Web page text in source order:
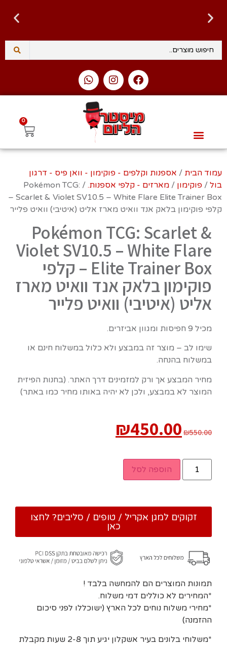
0
עמוד הבית / אספנות וקלפים - פוקימון - וואן פיס - דרגון
בול / פוקימון / מארזים - קלפי אספנות.
/ Pokémon TCG:
Scarlet & Violet SV10.5 – White Flare Elite Trainer Box –
קלפי פוקימון בלאק אנד וואיט מארז אליט (איטיבי) וואיט פלייר
Pokémon TCG: Scarlet &
Violet SV10.5 – White Flare
Elite Trainer Box – קלפי
פוקימון בלאק אנד וואיט מארז
אליט (איטיבי) וואיט פלייר
מכיל 9 חפיסות ומגוון אביזרים.
שימו לב – מוצר זה במבצע ולא כלול במשלוח חינם או
במשלוח בהנחה.
מחיר המבצע אך ורק למזמינים דרך האתר. (בחנות הפיזית
המוצר לא במבצע, ולכן לא יהיה באותו מחיר כמו באתר)
₪550.00
₪450.00
הוספה לסל
זקוקים למגן אקריל / טופים / סליבים? לחצו
כאן
תמונות המוצרים הם להמחשה בלבד !
*המחירים לא כוללים דמי משלוח.
*מחירי משלוח נוחים לכל הארץ (ישוכללו לפני סיכום
ההזמנה)
*משלוחי בלונים בעיר אשקלון יגיע תוך 2-8 שעות מקבלת